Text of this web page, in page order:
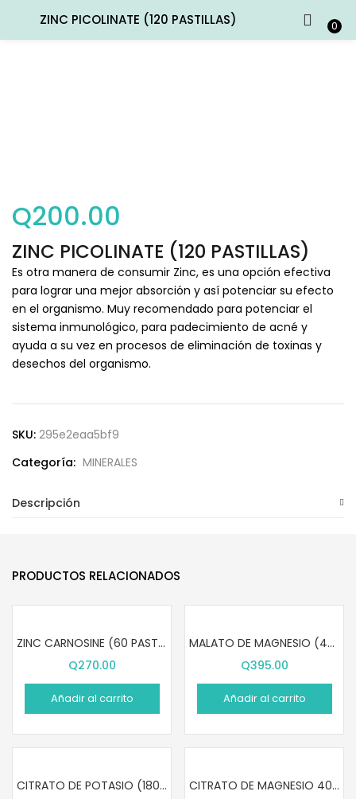
ZINC PICOLINATE (120 PASTILLAS) 0
ZINC PICOLINATE (120 PASTILLAS)
Q200.00
Es otra manera de consumir Zinc, es una opción efectiva
para lograr una mejor absorción y así potenciar su efecto
en el organismo. Muy recomendado para potenciar el
sistema inmunológico, para padecimiento de acné y
ayuda a su vez en procesos de eliminación de toxinas y
desechos del organismo.
SKU: 295e2eaa5bf9
Categoría: MINERALES
Descripción
PRODUCTOS RELACIONADOS
ZINC CARNOSINE (60 PASTILLAS)
Q270.00
Añadir al carrito
MALATO DE MAGNESIO (420 CÁPSULAS)
Q395.00
Añadir al carrito
CITRATO DE POTASIO (180 PASTILLAS)
CITRATO DE MAGNESIO 400 MG (180 CÁPSULAS)
ENTRAR REGISTRARSE
Recuérdame
Entrar
¿Contraseña perdida?